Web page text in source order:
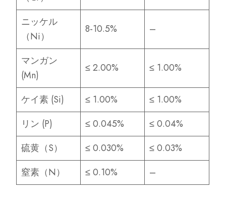
ニッケル
（Ni）
8-10.5% –
マンガン
(Mn)
≤ 2.00% ≤ 1.00%
ケイ素 (Si) ≤ 1.00%
≤ 1.00%
リン (P)
≤ 0.045%
≤ 0.04%
硫黄（S）
≤ 0.030%
≤ 0.03%
窒素（N）
≤ 0.10% –